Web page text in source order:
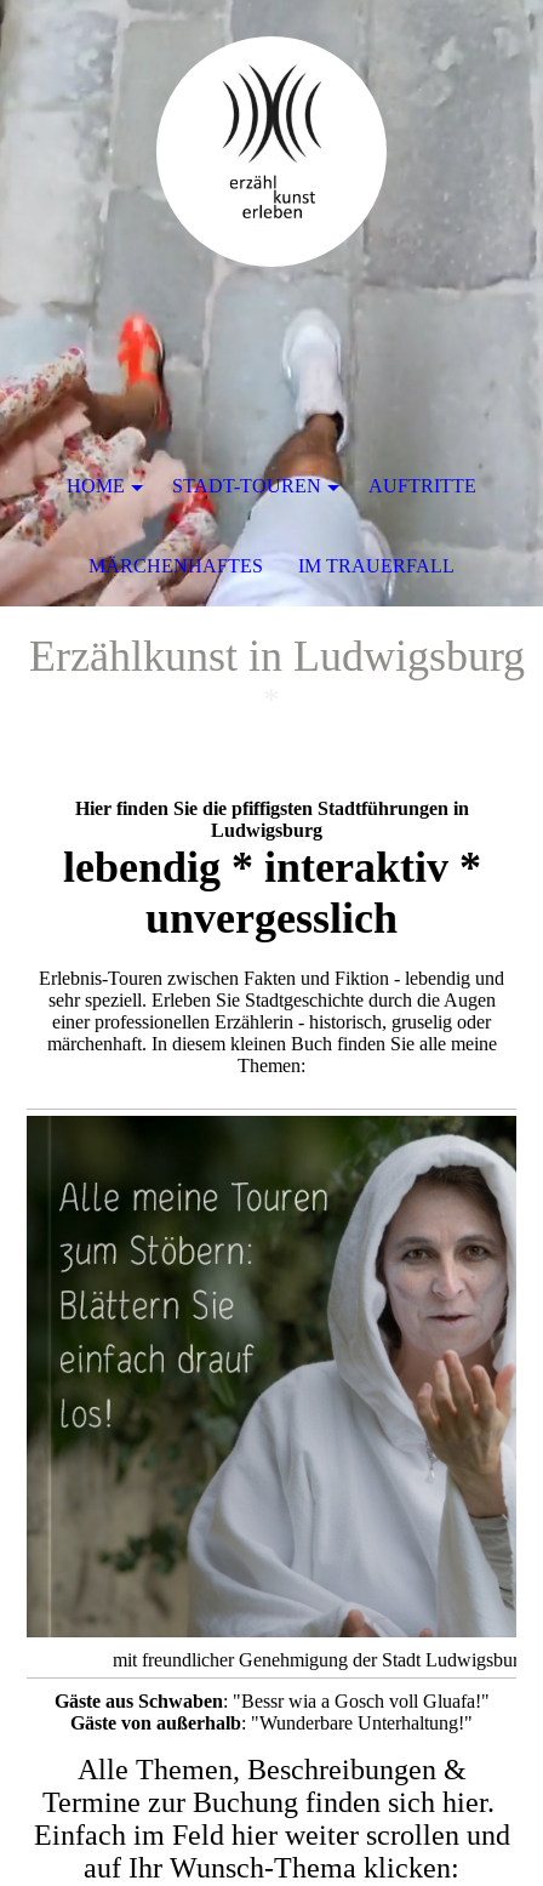
Erzählkunst in Ludwigsburg
Hier finden Sie die pfiffigsten Stadtführungen in
Ludwigsburg
lebendig * interaktiv *
unvergesslich
Erlebnis-Touren zwischen Fakten und Fiktion - lebendig und
sehr speziell. Erleben Sie Stadtgeschichte durch die Augen
einer professionellen Erzählerin - historisch, gruselig oder
märchenhaft. In diesem kleinen Buch finden Sie alle meine
Themen:
mit freundlicher Genehmigung der Stadt Ludwigsburg,
Gäste aus Schwaben: "Bessr wia a Gosch voll Gluafa!"
Gäste von außerhalb: "Wunderbare Unterhaltung!"
Alle Themen, Beschreibungen &
Termine zur Buchung finden sich hier.
Einfach im Feld hier weiter scrollen und
auf Ihr Wunsch-Thema klicken:
HOME STADT-TOUREN AUFTRITTE
MÄRCHENHAFTES IM TRAUERFALL